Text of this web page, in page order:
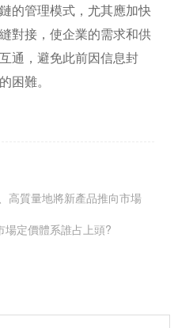
的管理模式，尤其應加快
對接，使企業的需求和供
通，避免此前因信息封
困難。
高質量地將新產品推向市場
場定價體系誰占上頭?